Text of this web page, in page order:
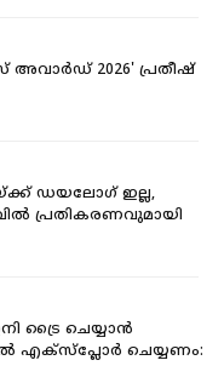
2026' പ്രതീഷ്
ഡയലോഗ് ഇല്ല,
പ്രതികരണവുമായി
ട്രൈ ചെയ്യാൻ
എക്സ്പ്ലോർ ചെയ്യണം: